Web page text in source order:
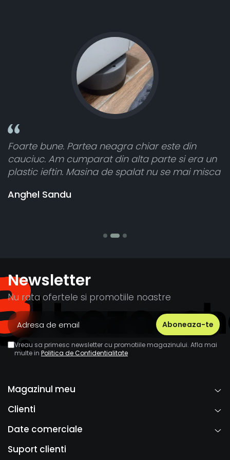
este din
parte si era un
se mai misca
Toate sunt foarte luminoase și
atât de bine în curtea din spate.
cele 8 bucati dar una nu a
Newsletter
Nu rata ofertele si promotiile noastre
Vreau sa primesc newsletter cu promotiile magazinului. Afla mai
multe in Politica de Confidentialitate
Magazinul meu
Clienti
Date comerciale
Suport clienti